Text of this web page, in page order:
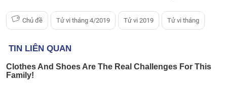
Chủ đề Tử vi tháng 4/2019 Tử vi 2019 Tử vi tháng